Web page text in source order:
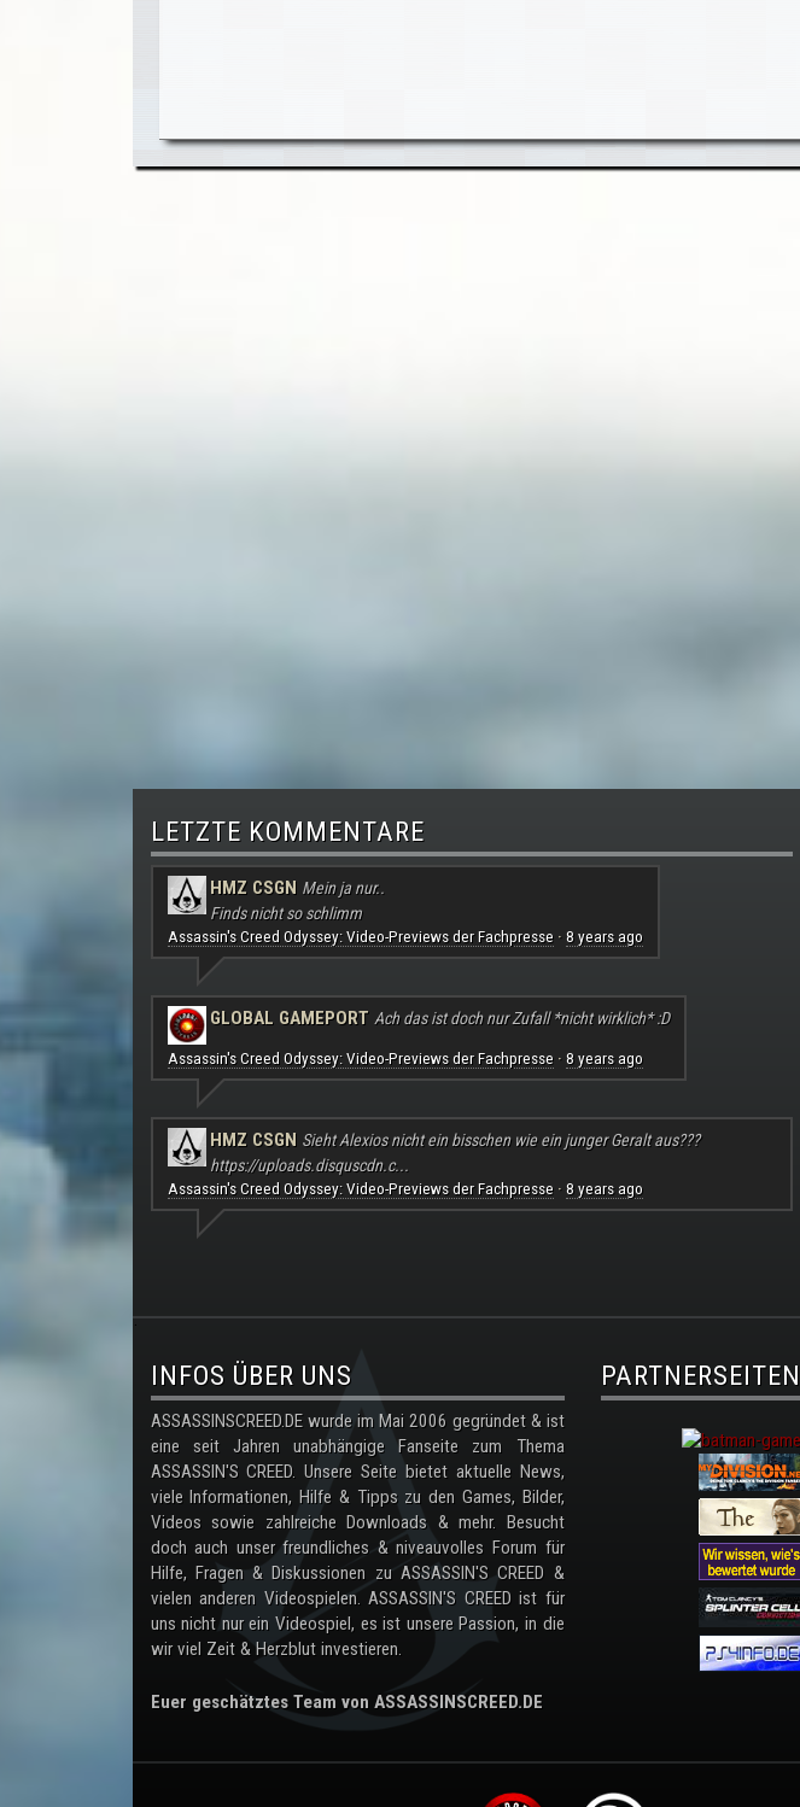
LETZTE KOMMENTARE
HMZ CSGN Mein ja nur..
Finds nicht so schlimm
Assassin's Creed Odyssey: Video-Previews der Fachpresse· 8 years ago
GLOBAL GAMEPORT Ach das ist doch nur Zufall *nicht wirklich* :D
Assassin's Creed Odyssey: Video-Previews der Fachpresse· 8 years ago
HMZ CSGN Sieht Alexios nicht ein bisschen wie ein junger Geralt aus???
https://uploads.disquscdn.c...
Assassin's Creed Odyssey: Video-Previews der Fachpresse· 8 years ago
.
INFOS ÜBER UNS
ASSASSINSCREED.DE wurde im Mai 2006 gegründet & ist
eine seit Jahren unabhängige Fanseite zum Thema
ASSASSIN'S CREED. Unsere Seite bietet aktuelle News,
viele Informationen, Hilfe & Tipps zu den Games, Bilder,
Videos sowie zahlreiche Downloads & mehr. Besucht
doch auch unser freundliches & niveauvolles Forum für
Hilfe, Fragen & Diskussionen zu ASSASSIN'S CREED &
vielen anderen Videospielen. ASSASSIN'S CREED ist für
uns nicht nur ein Videospiel, es ist unsere Passion, in die
wir viel Zeit & Herzblut investieren.
Euer geschätztes Team von ASSASSINSCREED.DE
PARTNERSEITEN